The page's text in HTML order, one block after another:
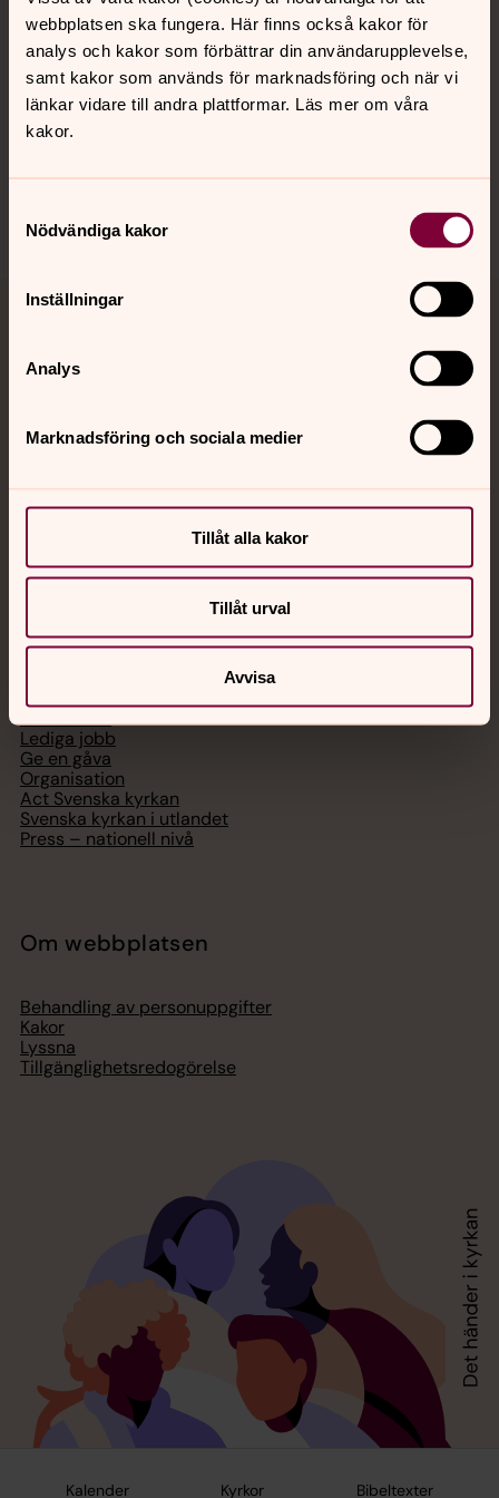
webbplatsen ska fungera. Här finns också kakor för
analys och kakor som förbättrar din användarupplevelse,
samt kakor som används för marknadsföring och när vi
länkar vidare till andra plattformar. Läs mer om våra
kakor.
Nödvändiga kakor
Inställningar
Analys
Marknadsföring och sociala medier
Tillåt alla kakor
Tillåt urval
Avvisa
Kalender Kyrkor Bibeltexter
Hitta snabbt
Akut samtals- och krisstöd. Prata eller chatta anonymt
Svenska kyrkan
Hitta församling
Bli medlem
Lediga jobb
Ge en gåva
Organisation
Act Svenska kyrkan
Svenska kyrkan i utlandet
Press – nationell nivå
Om webbplatsen
Behandling av personuppgifter
Kakor
Lyssna
Tillgänglighetsredogörelse